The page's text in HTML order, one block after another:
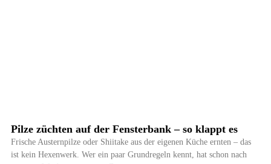
Pilze züchten auf der Fensterbank – so klappt es
Frische Austernpilze oder Shiitake aus der eigenen Küche ernten – das
ist kein Hexenwerk. Wer ein paar Grundregeln kennt, hat schon nach